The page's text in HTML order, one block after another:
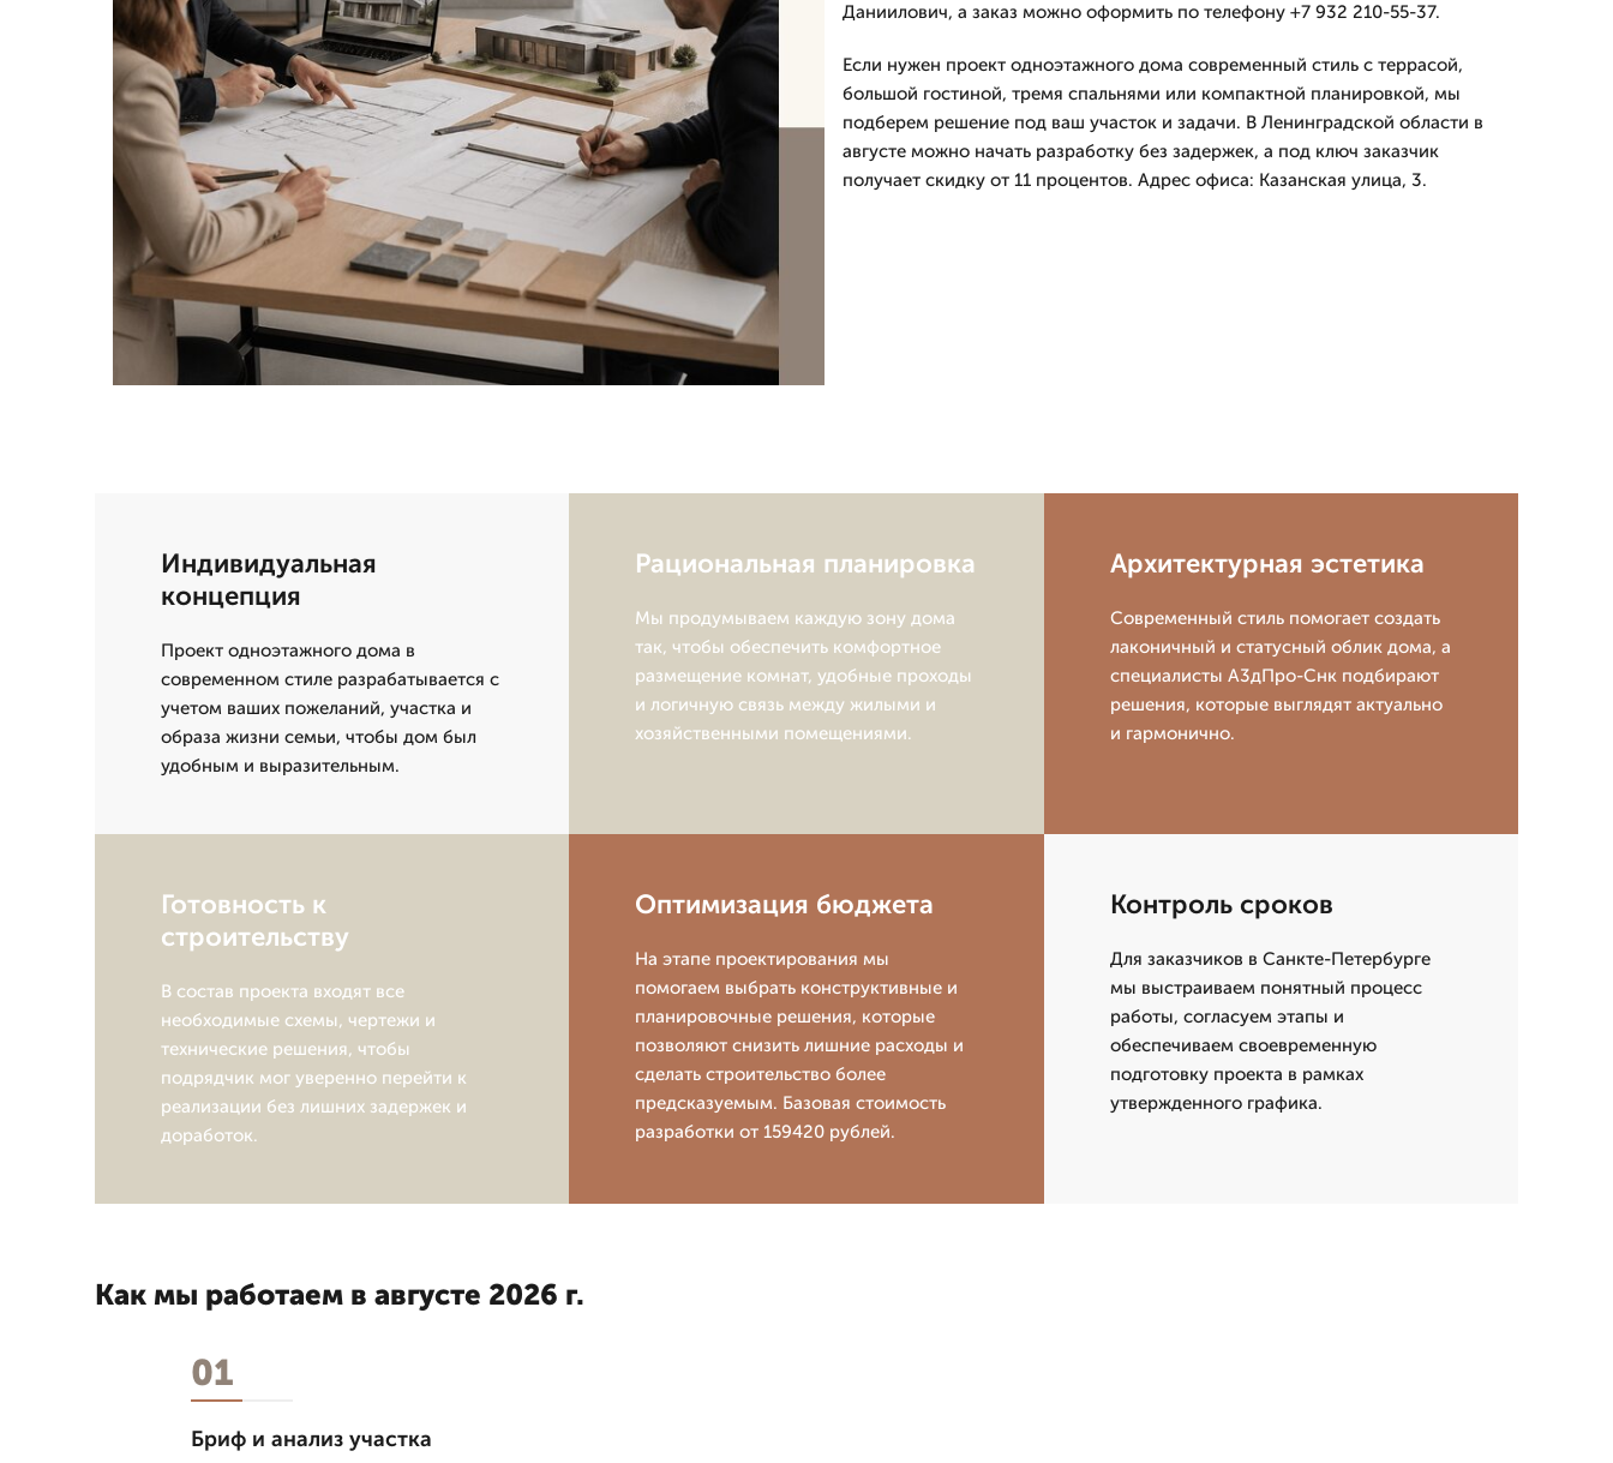
Даниилович, а заказ можно оформить по телефону +7 932 210-55-37.
Если нужен проект одноэтажного дома современный стиль с террасой,
большой гостиной, тремя спальнями или компактной планировкой, мы
подберем решение под ваш участок и задачи. В Ленинградской области в
августе можно начать разработку без задержек, а под ключ заказчик
получает скидку от 11 процентов. Адрес офиса: Казанская улица, 3.
Индивидуальная
концепция
Проект одноэтажного дома в
современном стиле разрабатывается с
учетом ваших пожеланий, участка и
образа жизни семьи, чтобы дом был
удобным и выразительным.
Рациональная планировка
Мы продумываем каждую зону дома
так, чтобы обеспечить комфортное
размещение комнат, удобные проходы
и логичную связь между жилыми и
хозяйственными помещениями.
Архитектурная эстетика
Современный стиль помогает создать
лаконичный и статусный облик дома, а
специалисты А3дПро-Снк подбирают
решения, которые выглядят актуально
и гармонично.
Готовность к
строительству
В состав проекта входят все
необходимые схемы, чертежи и
технические решения, чтобы
подрядчик мог уверенно перейти к
реализации без лишних задержек и
доработок.
Оптимизация бюджета
На этапе проектирования мы
помогаем выбрать конструктивные и
планировочные решения, которые
позволяют снизить лишние расходы и
сделать строительство более
предсказуемым. Базовая стоимость
разработки от 159420 рублей.
Контроль сроков
Для заказчиков в Санкте-Петербурге
мы выстраиваем понятный процесс
работы, согласуем этапы и
обеспечиваем своевременную
подготовку проекта в рамках
утвержденного графика.
Как мы работаем в августе 2026 г.
01
Бриф и анализ участка